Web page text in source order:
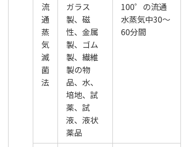
流
通
蒸
気
滅
菌
法
ガラス
製、磁
性、金属
製、ゴム
製、繊維
製の物
品、水、
培地、試
薬、試
液、液状
薬品
100゜の流通
水蒸気中30～
60分間